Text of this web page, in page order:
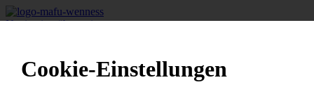
Cookie-Einstellungen
Navigation überspringen
Fach- und Führungskräfte
+-